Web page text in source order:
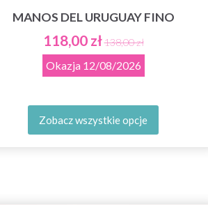
MANOS DEL URUGUAY FINO
118,00 zł138,00 zł
Okazja 12/08/2026
Zobacz wszystkie opcje